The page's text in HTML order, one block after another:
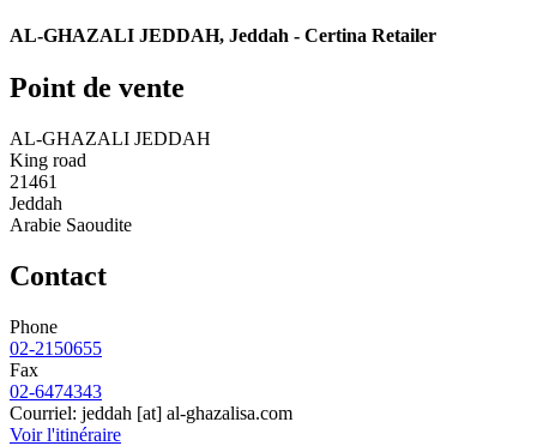
AL-GHAZALI JEDDAH, Jeddah - Certina Retailer
Point de vente
AL-GHAZALI JEDDAH
King road
21461
Jeddah
Arabie Saoudite
Contact
Phone
02-2150655
Fax
02-6474343
Courriel: jeddah [at] al-ghazalisa.com
Voir l'itinéraire